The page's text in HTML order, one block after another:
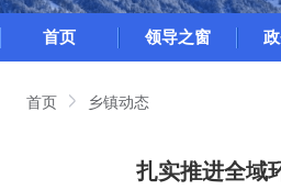
首页 领导之窗
首页 乡镇动态
扎实推进全域